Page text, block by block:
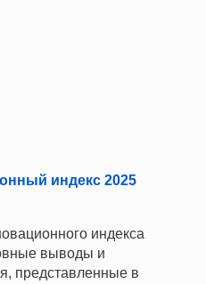
индекс 2025
индекса
выводы и
представленные в